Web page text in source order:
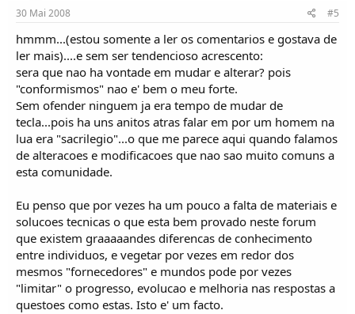
30 Mai 2008 #5
hmmm...(estou somente a ler os comentarios e gostava de
ler mais)....e sem ser tendencioso acrescento:
sera que nao ha vontade em mudar e alterar? pois
"conformismos" nao e' bem o meu forte.
Sem ofender ninguem ja era tempo de mudar de
tecla...pois ha uns anitos atras falar em por um homem na
lua era "sacrilegio"...o que me parece aqui quando falamos
de alteracoes e modificacoes que nao sao muito comuns a
esta comunidade.
Eu penso que por vezes ha um pouco a falta de materiais e
solucoes tecnicas o que esta bem provado neste forum
que existem graaaaandes diferencas de conhecimento
entre individuos, e vegetar por vezes em redor dos
mesmos "fornecedores" e mundos pode por vezes
"limitar" o progresso, evolucao e melhoria nas respostas a
questoes como estas. Isto e' um facto.